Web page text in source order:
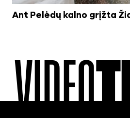
Ant Pelėdų kalno grįžta
VIDEO